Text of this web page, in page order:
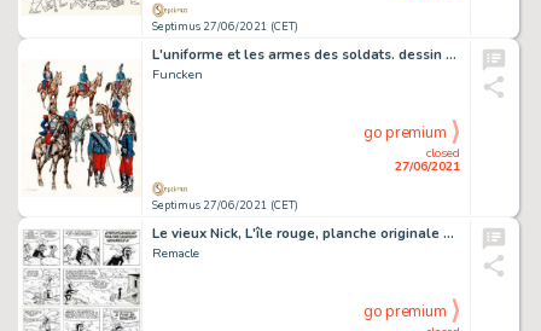
Septimus 27/06/2021 (CET)
L'uniforme et les armes des soldats. dessin original Ã …
Funcken
Septimus 27/06/2021 (CET)
closed
27/06/2021
go premium
Le vieux Nick, L'île rouge, planche originale Ã …
Remacle
go premium